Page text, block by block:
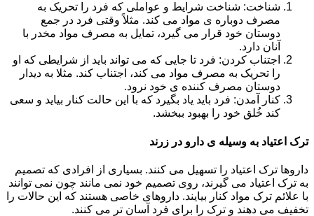
شناخت: شناخت شرایط و عواملی که فرد را تحریک به
مصرف دوباره ی مواد می کند. مثلاً وقتی فرد در جمع
دوستان خود قرار می گیرد، تمایل به مصرف مواد مخدر با
آنان دارد.
اجتناب کردن: فرد تا جایی که می تواند باید از شرایطی که او
را تحریک به مصرف مواد می کند، اجتناب کند. مثلا به دیدار
دوستان مصرف کننده ی خود نرود.
کنار آمدن: فرد باید یاد بگیرد که با این حالت کنار بیاید و سعی
کند خُلق خود را بهبود ببخشد.
ترک اعتیاد به وسیله ی دارو در زرند
داروها ترک اعتیاد را تسهیل می کنند. بسیاری از افرادی که تصمیم
به ترک اعتیاد می گیرند، روی تصمیم خود نمی مانند چون نمی توانند
با علائم ترک مواد کنار بیایند. داروهای خاصی هستند که این حالات را
تخفیف می دهند و ترک را برای فرد آسان تر می کنند.